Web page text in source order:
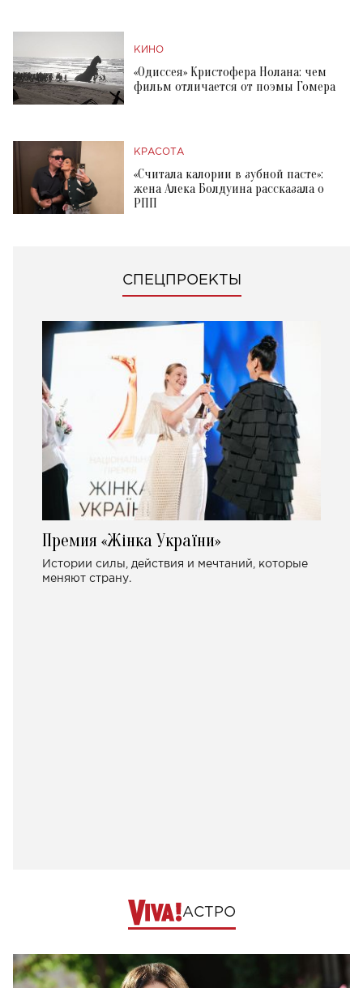
КИНО
«Одиссея» Кристофера Нолана: чем
фильм отличается от поэмы Гомера
КРАСОТА
«Считала калории в зубной пасте»:
жена Алека Болдуина рассказала о
РПП
СПЕЦПРОЕКТЫ
Премия «Жінка України»
Истории силы, действия и мечтаний, которые
меняют страну.
АСТРО